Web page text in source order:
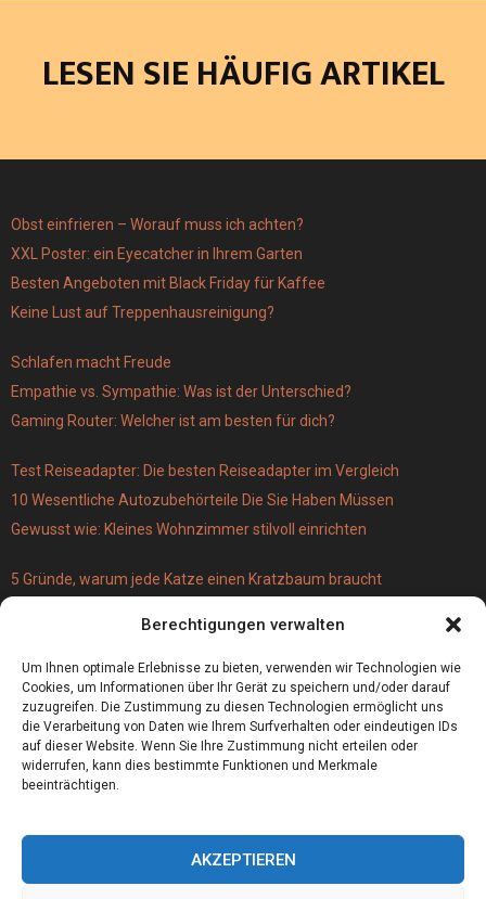
Berechtigungen verwalten
Um Ihnen optimale Erlebnisse zu bieten, verwenden wir Technologien wie
Cookies, um Informationen über Ihr Gerät zu speichern und/oder darauf
zuzugreifen. Die Zustimmung zu diesen Technologien ermöglicht uns
die Verarbeitung von Daten wie Ihrem Surfverhalten oder eindeutigen IDs
auf dieser Website. Wenn Sie Ihre Zustimmung nicht erteilen oder
widerrufen, kann dies bestimmte Funktionen und Merkmale
beeinträchtigen.
AKZEPTIEREN
LESEN SIE HÄUFIG ARTIKEL
Obst einfrieren – Worauf muss ich achten?
XXL Poster: ein Eyecatcher in Ihrem Garten
Besten Angeboten mit Black Friday für Kaffee
Keine Lust auf Treppenhausreinigung?
Schlafen macht Freude
Empathie vs. Sympathie: Was ist der Unterschied?
Gaming Router: Welcher ist am besten für dich?
Test Reiseadapter: Die besten Reiseadapter im Vergleich
10 Wesentliche Autozubehörteile Die Sie Haben Müssen
Gewusst wie: Kleines Wohnzimmer stilvoll einrichten
5 Gründe, warum jede Katze einen Kratzbaum braucht
Bestecktaschen bedrucken